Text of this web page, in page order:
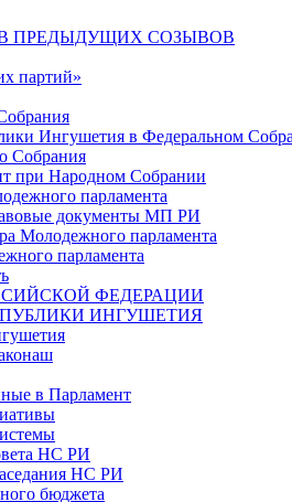
ПРЕДЫДУЩИХ СОЗЫВОВ
партий»
Ингушетия в Федеральном
Собрания
при Народном Собрании
парламента
документы МП РИ
Молодежного парламента
парламента
ФЕДЕРАЦИИ
ИНГУШЕТИЯ
в Парламент
НС РИ
НС РИ
бюджета